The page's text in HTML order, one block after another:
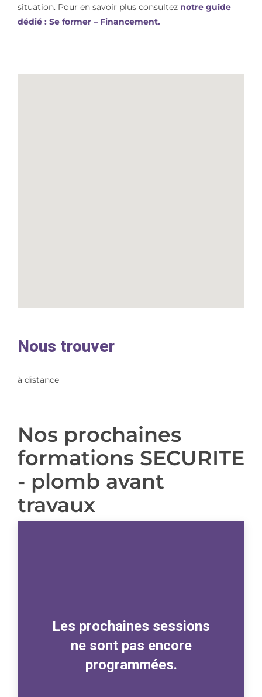
situation. Pour en savoir plus consulteznotre guide
dédié : Se former – Financement.
Nous trouver
à distance
Nos prochaines
formations SECURITE
- plomb avant
travaux
Les prochaines sessions
ne sont pas encore
programmées.